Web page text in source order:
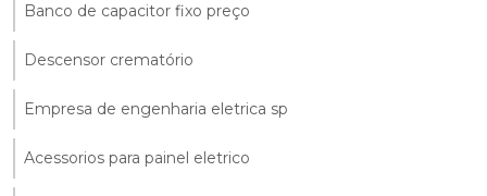
Banco de capacitor fixo preço
Descensor crematório
Empresa de engenharia eletrica sp
Acessorios para painel eletrico